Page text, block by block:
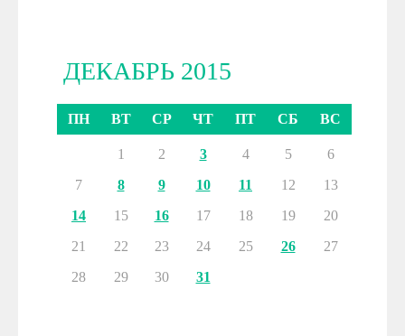
ДЕКАБРЬ 2015
ПН ВТ СР ЧТ ПТ СБ ВС
1 2 3 4 5
6
7
8 9 10 11 12
13
14
15 16 17 18 19
20
21
22 23 24 25 26
27
28
29 30 31